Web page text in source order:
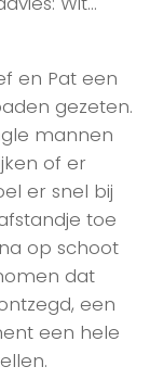
en Pat een
gezeten.
mannen
of er
er snel bij
toe
op schoot
dat
een
een hele